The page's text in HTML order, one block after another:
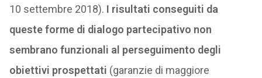
10 settembre 2018). I risultati conseguiti da
queste forme di dialogo partecipativo non
sembrano funzionali al perseguimento degli
obiettivi prospettati (garanzie di maggiore